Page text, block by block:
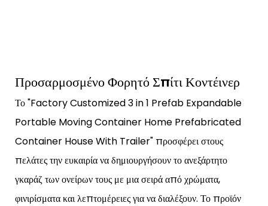
Προσαρμοσμένο Φορητό Σπίτι Κοντέινερ
Το "Factory Customized 3 in 1 Prefab Expandable
Portable Moving Container Home Prefabricated
Container House With Trailer" προσφέρει στους
πελάτες την ευκαιρία να δημιουργήσουν το ανεξάρτητο
γκαράζ των ονείρων τους με μια σειρά από χρώματα,
φινιρίσματα και λεπτομέρειες για να διαλέξουν. Το προϊόν